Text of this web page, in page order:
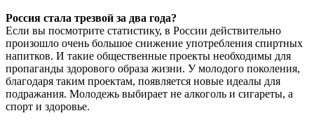
Россия стала трезвой за два года?
Если вы посмотрите статистику, в России действительно
произошло очень большое снижение употребления спиртных
напитков. И такие общественные проекты необходимы для
пропаганды здорового образа жизни. У молодого поколения,
благодаря таким проектам, появляется новые идеалы для
подражания. Молодежь выбирает не алкоголь и сигареты, а
спорт и здоровье.